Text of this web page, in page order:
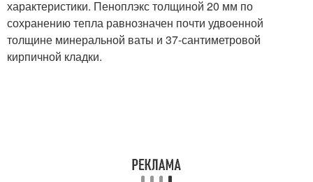
характеристики. Пеноплэкс толщиной 20 мм по
сохранению тепла равнозначен почти удвоенной
толщине минеральной ваты и 37-сантиметровой
кирпичной кладки.